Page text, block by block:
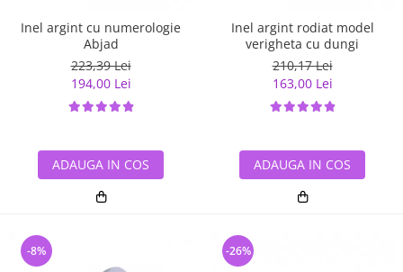
Inel argint cu numerologie
Abjad
223,39 Lei
194,00 Lei
ADAUGA IN COS
Inel argint rodiat model
verigheta cu dungi
210,17 Lei
163,00 Lei
ADAUGA IN COS
-8% -26%